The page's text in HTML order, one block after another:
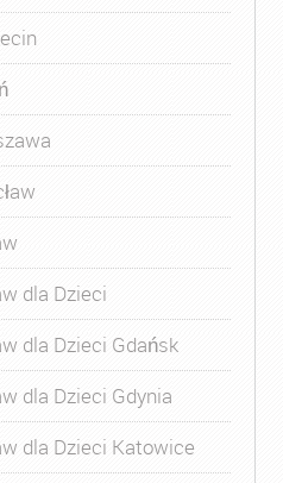
dla Dzieci
dla Dzieci Gdańsk
dla Dzieci Gdynia
dla Dzieci Katowice